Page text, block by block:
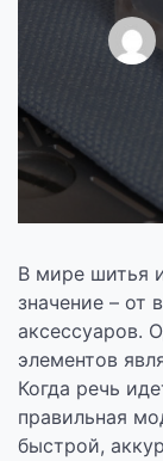
В мире шитья
значение – от
аксессуаров.
элементов
Когда речь
правильная
быстрой,